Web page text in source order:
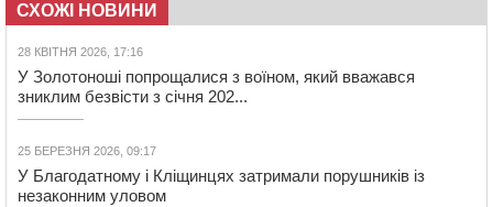
СХОЖІ НОВИНИ
28 КВІТНЯ 2026, 17:16
У Золотоноші попрощалися з воїном, який вважався
зниклим безвісти з січня 202...
25 БЕРЕЗНЯ 2026, 09:17
У Благодатному і Кліщинцях затримали порушників із
незаконним уловом